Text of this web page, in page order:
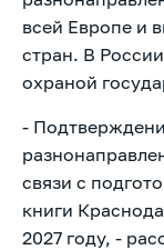
всей Европе и
стран. В
охраной
-
связи с
книги
2027 году, -